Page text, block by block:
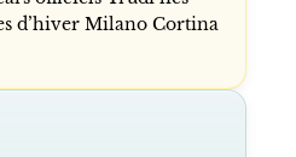
d’hiver Milano Cortina